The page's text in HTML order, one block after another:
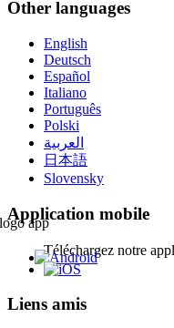
Other languages
English
Deutsch
Español
Italiano
Português
Polski
العربية
日本語
Slovensky
Application mobile
Téléchargez notre
Liens amis